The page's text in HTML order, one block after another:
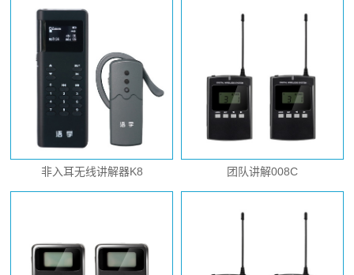
非入耳无线讲解器K8 团队讲解008C